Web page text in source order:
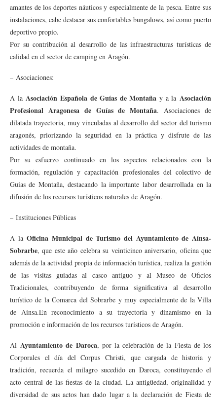
amantes de los deportes náuticos y especialmente de la pesca. Entre sus
instalaciones, cabe destacar sus confortables bungalows, así como puerto
deportivo propio.
Por su contribución al desarrollo de las infraestructuras turísticas de
calidad en el sector de camping en Aragón.
– Asociaciones:
A laAsociación Española de Guías de Montaña y a laAsociación
Profesional Aragonesa de Guías de Montaña. Asociaciones de
dilatada trayectoria, muy vinculadas al desarrollo del sector del turismo
aragonés, priorizando la seguridad en la práctica y disfrute de las
actividades de montaña.
Por su esfuerzo continuado en los aspectos relacionados con la
formación, regulación y capacitación profesionales del colectivo de
Guías de Montaña, destacando la importante labor desarrollada en la
difusión de los recursos turísticos naturales de Aragón.
– Instituciones Públicas
A laOficina Municipal de Turismo del Ayuntamiento de Aínsa-
Sobrarbe, que este año celebra su veinticinco aniversario, oficina que
además de la actividad propia de información turística, realiza la gestión
de las visitas guiadas al casco antiguo y al Museo de Oficios
Tradicionales, contribuyendo de forma significativa al desarrollo
turístico de la Comarca del Sobrarbe y muy especialmente de la Villa
de Aínsa.En reconocimiento a su trayectoria y dinamismo en la
promoción e información de los recursos turísticos de Aragón.
AlAyuntamiento de Daroca, por la celebración de la Fiesta de los
Corporales el día del Corpus Christi, que cargada de historia y
tradición, recuerda el milagro sucedido en Daroca, constituyendo el
acto central de las fiestas de la ciudad. La antigüedad, originalidad y
diversidad de sus actos han dado lugar a la declaración de Fiesta de